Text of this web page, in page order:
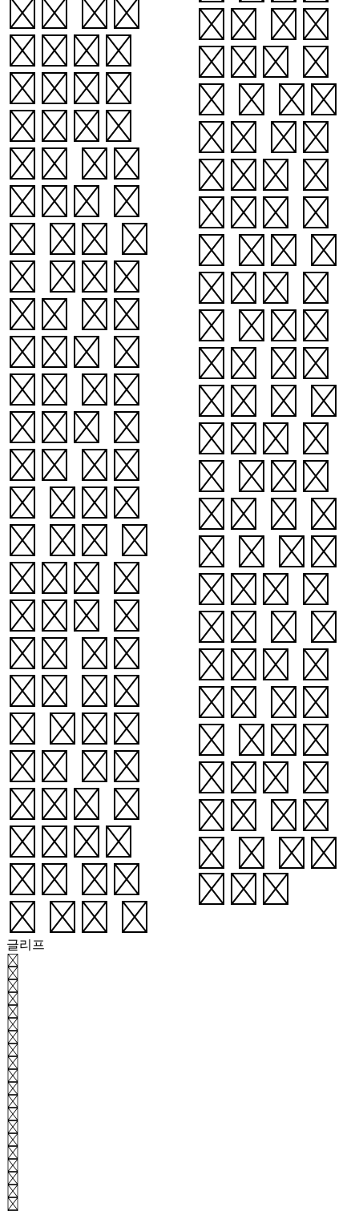
든지 마늘
등이든지
마음대로
만들어서
초를 꽂아
가지고 와
서 불을 켜
서 나뭇가
지에 매어
달고, 그
밑에 둘러
앉아서 동
화와 동요
를 차례차
례 나와 합
니다. 또
동화나 동
요가 아니
라도 요술
을 부리든
지, 다른
재주를 부
리든지,
춤을 추든
지 또는 짐
놀고 지냅
니다. 좋
은 철 가을
날을 어떻
게든지 재
미있게 노
는 것은 우
리들의 정
신 생활을
몹시 풍부
하게 또 행
복하게 하
는 것입니
다. 몇 날
이 못 가서
가을도 저
물고 말 것
이니, 되
도록 즐겁
게 지내십
시오. 그
것이 우리
의 큰 복입
니다.
글리프
가
각
간
갈
감
개
거
건
것
게
결
경
계
고
골
곳
과
관
교
구